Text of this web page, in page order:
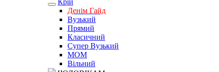
Крій
Денім Гайд
Вузький
Прямий
Класичний
Супер Вузький
MOM
Вільний